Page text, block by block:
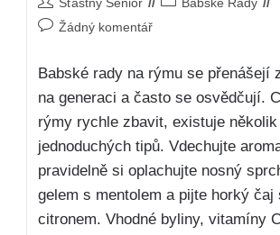
Žádný komentář
Babské rady na rýmu se přenášejí
na generaci a často se osvědčují.
rýmy rychle zbavit, existuje několik
jednoduchých tipů. Vdechujte
pravidelně si oplachujte nosný
gelem s mentolem a pijte horký čaj
citronem. Vhodné byliny, vitamíny